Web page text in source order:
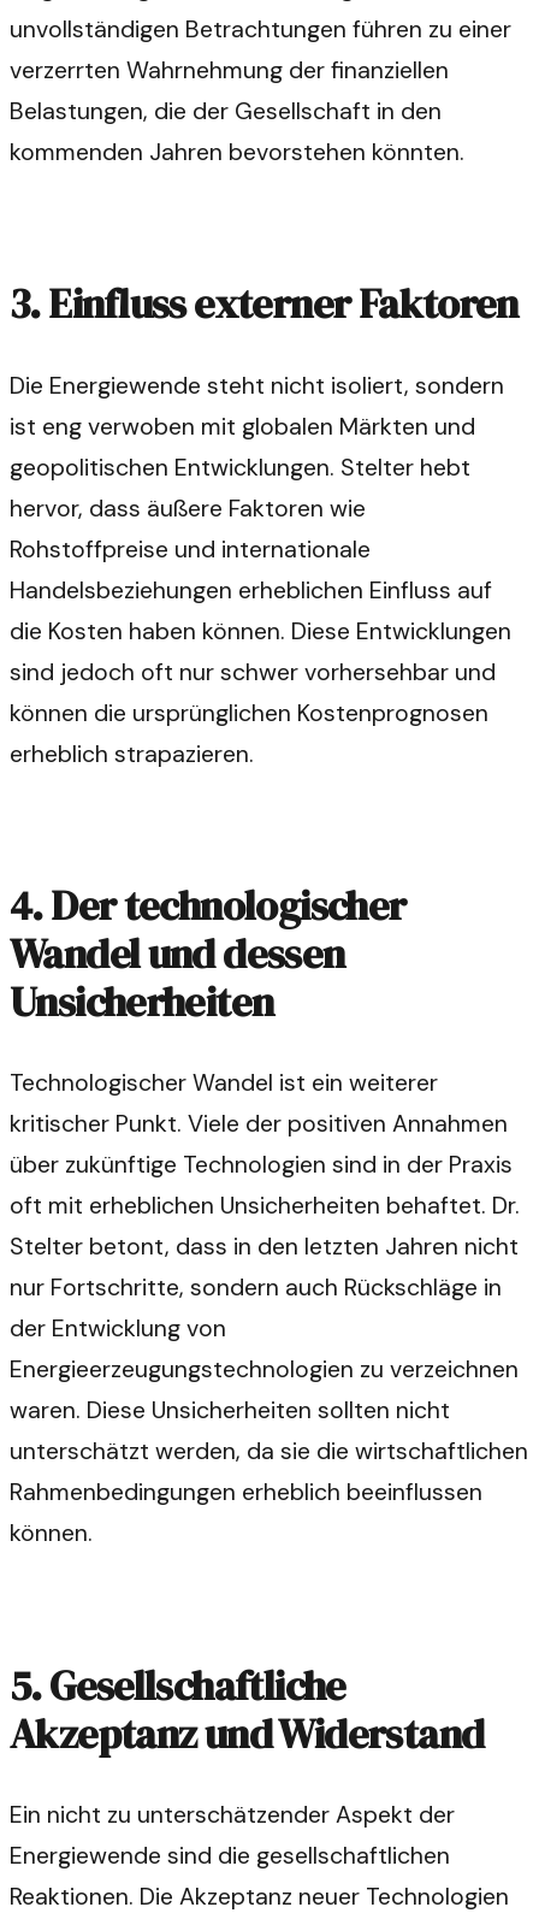
unvollständigen Betrachtungen führen zu einer
verzerrten Wahrnehmung der finanziellen
Belastungen, die der Gesellschaft in den
kommenden Jahren bevorstehen könnten.
3. Einfluss externer Faktoren
Die Energiewende steht nicht isoliert, sondern
ist eng verwoben mit globalen Märkten und
geopolitischen Entwicklungen. Stelter hebt
hervor, dass äußere Faktoren wie
Rohstoffpreise und internationale
Handelsbeziehungen erheblichen Einfluss auf
die Kosten haben können. Diese Entwicklungen
sind jedoch oft nur schwer vorhersehbar und
können die ursprünglichen Kostenprognosen
erheblich strapazieren.
4. Der technologischer
Wandel und dessen
Unsicherheiten
Technologischer Wandel ist ein weiterer
kritischer Punkt. Viele der positiven Annahmen
über zukünftige Technologien sind in der Praxis
oft mit erheblichen Unsicherheiten behaftet. Dr.
Stelter betont, dass in den letzten Jahren nicht
nur Fortschritte, sondern auch Rückschläge in
der Entwicklung von
Energieerzeugungstechnologien zu verzeichnen
waren. Diese Unsicherheiten sollten nicht
unterschätzt werden, da sie die wirtschaftlichen
Rahmenbedingungen erheblich beeinflussen
können.
5. Gesellschaftliche
Akzeptanz und Widerstand
Ein nicht zu unterschätzender Aspekt der
Energiewende sind die gesellschaftlichen
Reaktionen. Die Akzeptanz neuer Technologien